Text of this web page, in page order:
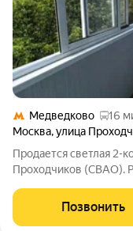
Медведково
16
Москва,улица
Продается светлая 2-
Проходчиков (СВАО).
Ярославский) от
Два взрослых
Позвонить